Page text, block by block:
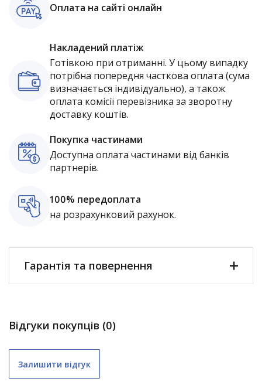
Оплата на сайті онлайн
Накладений платіж
Готівкою при отриманні. У цьому випадку
потрібна попередня часткова оплата (сума
визначається індивідуально), а також
оплата комісії перевізника за зворотну
доставку коштів.
Покупка частинами
Доступна оплата частинами від банків
партнерів.
100% передоплата
на розрахунковий рахунок.
Гарантія та повернення
Відгуки покупців (0)
Залишити відгук